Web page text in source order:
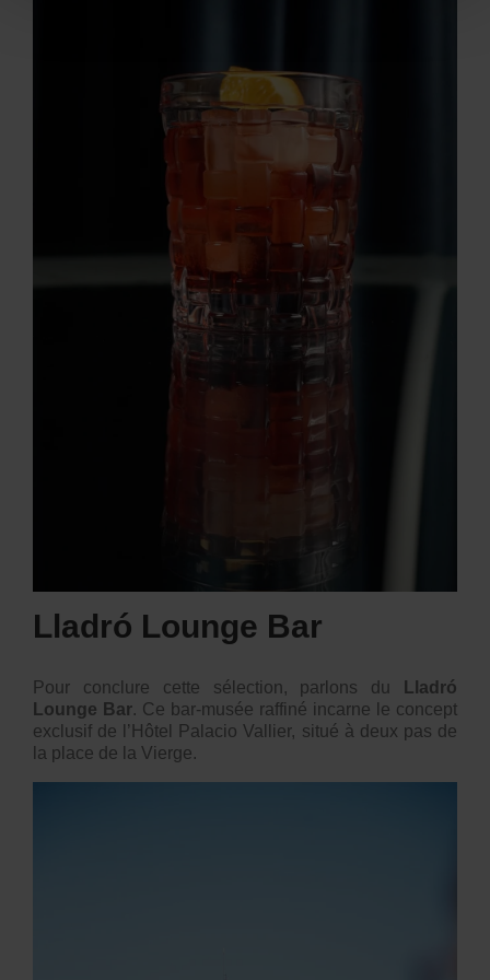
Lladró Lounge Bar
Pour conclure cette sélection, parlons du
Lladró
Lounge Bar. Ce bar-musée raffiné incarne le concept
exclusif de l’Hôtel Palacio Vallier, situé à deux pas de
la place de la Vierge.